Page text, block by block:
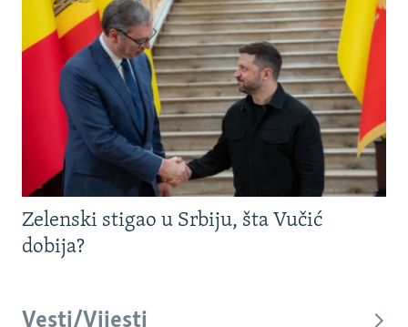
Zelenski stigao u Srbiju, šta Vučić
dobija?
Vesti/Vijesti